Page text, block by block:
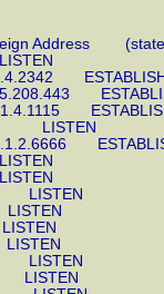
Address
LISTEN